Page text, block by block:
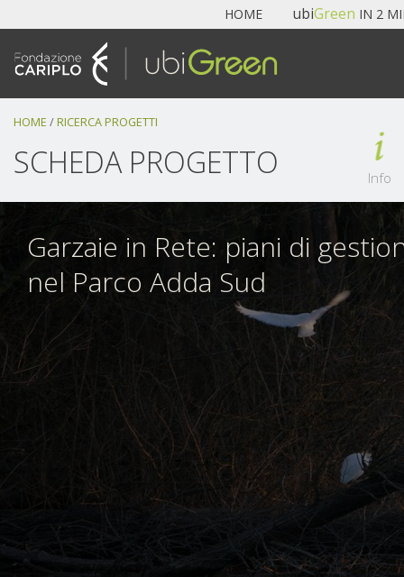
contenuti.
alla
Navigazione
HOME ubiGreen IN 2
HOME /RICERCA PROGETTI
SCHEDA PROGETTO Info
Garzaie in Rete: piani di
nel Parco Adda Sud